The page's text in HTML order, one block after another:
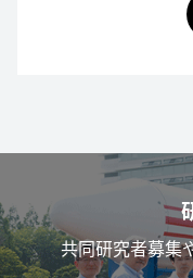
共同研究者募集